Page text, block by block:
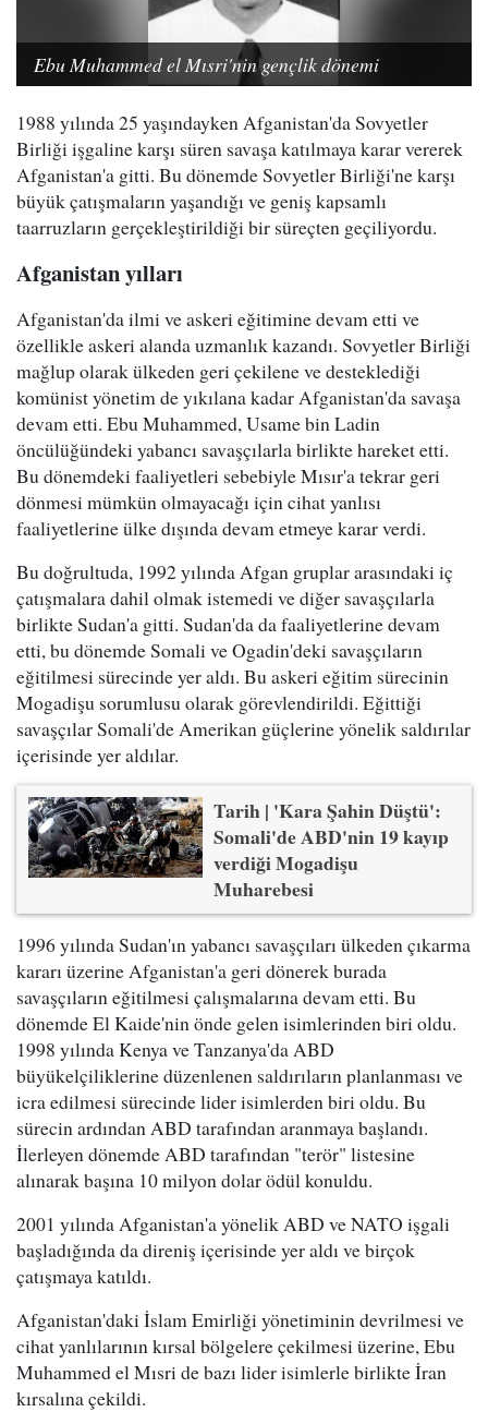
Ebu Muhammed el Mısri'nin gençlik dönemi
1988 yılında 25 yaşındayken Afganistan'da Sovyetler
Birliği işgaline karşı süren savaşa katılmaya karar vererek
Afganistan'a gitti. Bu dönemde Sovyetler Birliği'ne karşı
büyük çatışmaların yaşandığı ve geniş kapsamlı
taarruzların gerçekleştirildiği bir süreçten geçiliyordu.
Afganistan yılları
Afganistan'da ilmi ve askeri eğitimine devam etti ve
özellikle askeri alanda uzmanlık kazandı. Sovyetler Birliği
mağlup olarak ülkeden geri çekilene ve desteklediği
komünist yönetim de yıkılana kadar Afganistan'da savaşa
devam etti. Ebu Muhammed, Usame bin Ladin
öncülüğündeki yabancı savaşçılarla birlikte hareket etti.
Bu dönemdeki faaliyetleri sebebiyle Mısır'a tekrar geri
dönmesi mümkün olmayacağı için cihat yanlısı
faaliyetlerine ülke dışında devam etmeye karar verdi.
Bu doğrultuda, 1992 yılında Afgan gruplar arasındaki iç
çatışmalara dahil olmak istemedi ve diğer savaşçılarla
birlikte Sudan'a gitti. Sudan'da da faaliyetlerine devam
etti, bu dönemde Somali ve Ogadin'deki savaşçıların
eğitilmesi sürecinde yer aldı. Bu askeri eğitim sürecinin
Mogadişu sorumlusu olarak görevlendirildi. Eğittiği
savaşçılar Somali'de Amerikan güçlerine yönelik saldırılar
içerisinde yer aldılar.
Tarih | 'Kara Şahin Düştü':
Somali'de ABD'nin 19 kayıp
verdiği Mogadişu
Muharebesi
1996 yılında Sudan'ın yabancı savaşçıları ülkeden çıkarma
kararı üzerine Afganistan'a geri dönerek burada
savaşçıların eğitilmesi çalışmalarına devam etti. Bu
dönemde El Kaide'nin önde gelen isimlerinden biri oldu.
1998 yılında Kenya ve Tanzanya'da ABD
büyükelçiliklerine düzenlenen saldırıların planlanması ve
icra edilmesi sürecinde lider isimlerden biri oldu. Bu
sürecin ardından ABD tarafından aranmaya başlandı.
İlerleyen dönemde ABD tarafından "terör" listesine
alınarak başına 10 milyon dolar ödül konuldu.
2001 yılında Afganistan'a yönelik ABD ve NATO işgali
başladığında da direniş içerisinde yer aldı ve birçok
çatışmaya katıldı.
Afganistan'daki İslam Emirliği yönetiminin devrilmesi ve
cihat yanlılarının kırsal bölgelere çekilmesi üzerine, Ebu
Muhammed el Mısri de bazı lider isimlerle birlikte İran
kırsalına çekildi.